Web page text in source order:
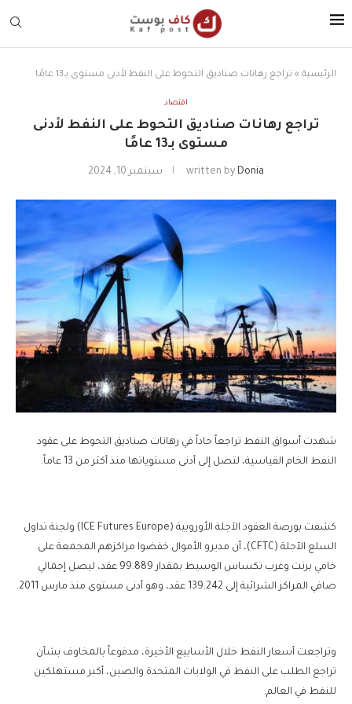
الرئيسية » تراجع رهانات صناديق التحوط على النفط لأدنى مستوى بـ13 عامًا
اقتصاد
تراجع رهانات صناديق التحوط على النفط لأدنى
مستوى بـ13 عامًا
written by Donia سبتمبر 10, 2024
شهدت أسواق النفط تراجعاً حاداً في رهانات صناديق التحوط على عقود
النفط الخام القياسية، لتصل إلى أدنى مستوياتها منذ أكثر من 13 عاماً.
كشفت بورصة العقود الآجلة الأوروبية (ICE Futures Europe) ولجنة تداول
السلع الآجلة (CFTC)، أن مديرو الأموال خفضوا مراكزهم المجمعة على
خامي برنت وغرب تكساس الوسيط بمقدار 99.889 عقد، ليصل إجمالي
صافي المراكز الشرائية إلى 139.242 عقد، وهو أدنى مستوى منذ مارس 2011.
وتراجعت أسعار النفط خلال الأسابيع الأخيرة، مدفوعاً بالمخاوف بشأن
تراجع الطلب على النفط في الولايات المتحدة والصين، أكبر مستهلكين
للنفط في العالم.